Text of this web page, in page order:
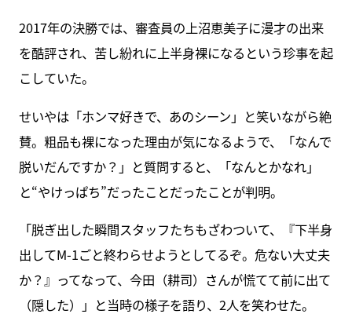
2017年の決勝では、審査員の上沼恵美子に漫才の出来
を酷評され、苦し紛れに上半身裸になるという珍事を起
こしていた。
せいやは「ホンマ好きで、あのシーン」と笑いながら絶
賛。粗品も裸になった理由が気になるようで、「なんで
脱いだんですか？」と質問すると、「なんとかなれ」
と“やけっぱち”だったことだったことが判明。
「脱ぎ出した瞬間スタッフたちもざわついて、『下半身
出してM-1ごと終わらせようとしてるぞ。危ない大丈夫
か？』ってなって、今田（耕司）さんが慌てて前に出て
（隠した）」と当時の様子を語り、2人を笑わせた。